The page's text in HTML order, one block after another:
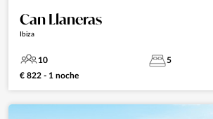
Can Llaneras
Ibiza
10 5
€ 822 - 1 noche